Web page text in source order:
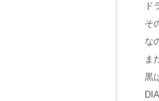
ド
そ
な
ま
黒